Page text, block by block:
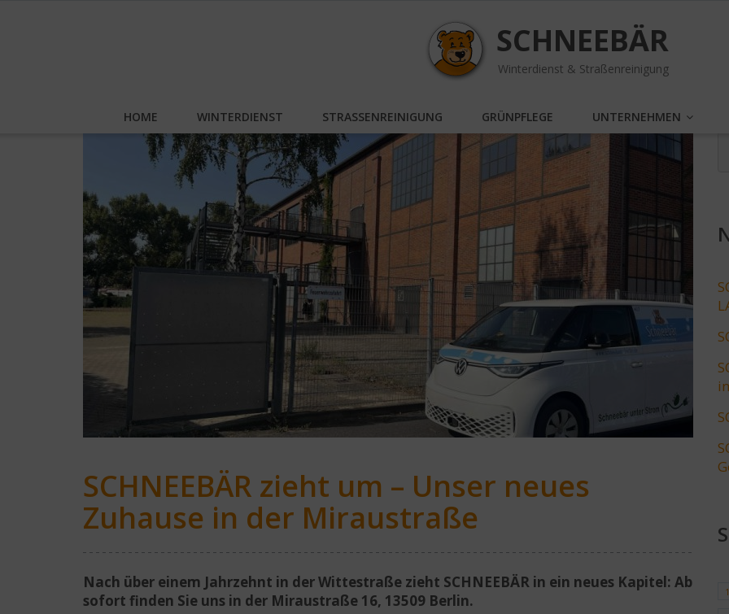
SCHNEEBÄR
Winterdienst & Straßenreinigung
HOME WINTERDIENST STRASSENREINIGUNG GRÜNPFLEGE UNTERNEHMEN
SCHNEEBÄR zieht um – Unser neues
Zuhause in der Miraustraße
Nach über einem Jahrzehnt in der Wittestraße zieht SCHNEEBÄR in ein neues Kapitel: Ab
sofort finden Sie uns in der Miraustraße 16, 13509 Berlin.